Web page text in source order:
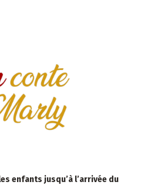
enfants jusqu’à l’arrivée du